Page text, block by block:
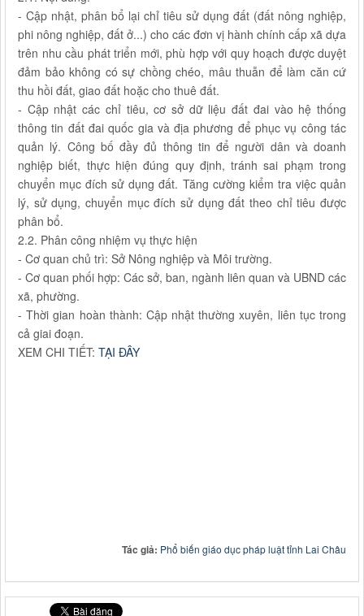
- Cập nhật, phân bổ lại chỉ tiêu sử dụng đất (đất nông nghiệp,
phi nông nghiệp, đất ở...) cho các đơn vị hành chính cấp xã dựa
trên nhu cầu phát triển mới, phù hợp với quy hoạch được duyệt
đảm bảo không có sự chồng chéo, mâu thuẫn để làm căn cứ
thu hồi đất, giao đất hoặc cho thuê đất.
- Cập nhật các chỉ tiêu, cơ sở dữ liệu đất đai vào hệ thống
thông tin đất đai quốc gia và địa phương để phục vụ công tác
quản lý. Công bố đầy đủ thông tin để người dân và doanh
nghiệp biết, thực hiện đúng quy định, tránh sai phạm trong
chuyển mục đích sử dụng đất. Tăng cường kiểm tra việc quản
lý, sử dụng, chuyển mục đích sử dụng đất theo chỉ tiêu được
phân bổ.
2.2. Phân công nhiệm vụ thực hiện
- Cơ quan chủ trì: Sở Nông nghiệp và Môi trường.
- Cơ quan phối hợp: Các sở, ban, ngành liên quan và UBND các
xã, phường.
- Thời gian hoàn thành: Cập nhật thường xuyên, liên tục trong
cả giai đoạn.
XEM CHI TIẾT: TẠI ĐÂY
Tác giả: Phổ biến giáo dục pháp luật tỉnh Lai Châu